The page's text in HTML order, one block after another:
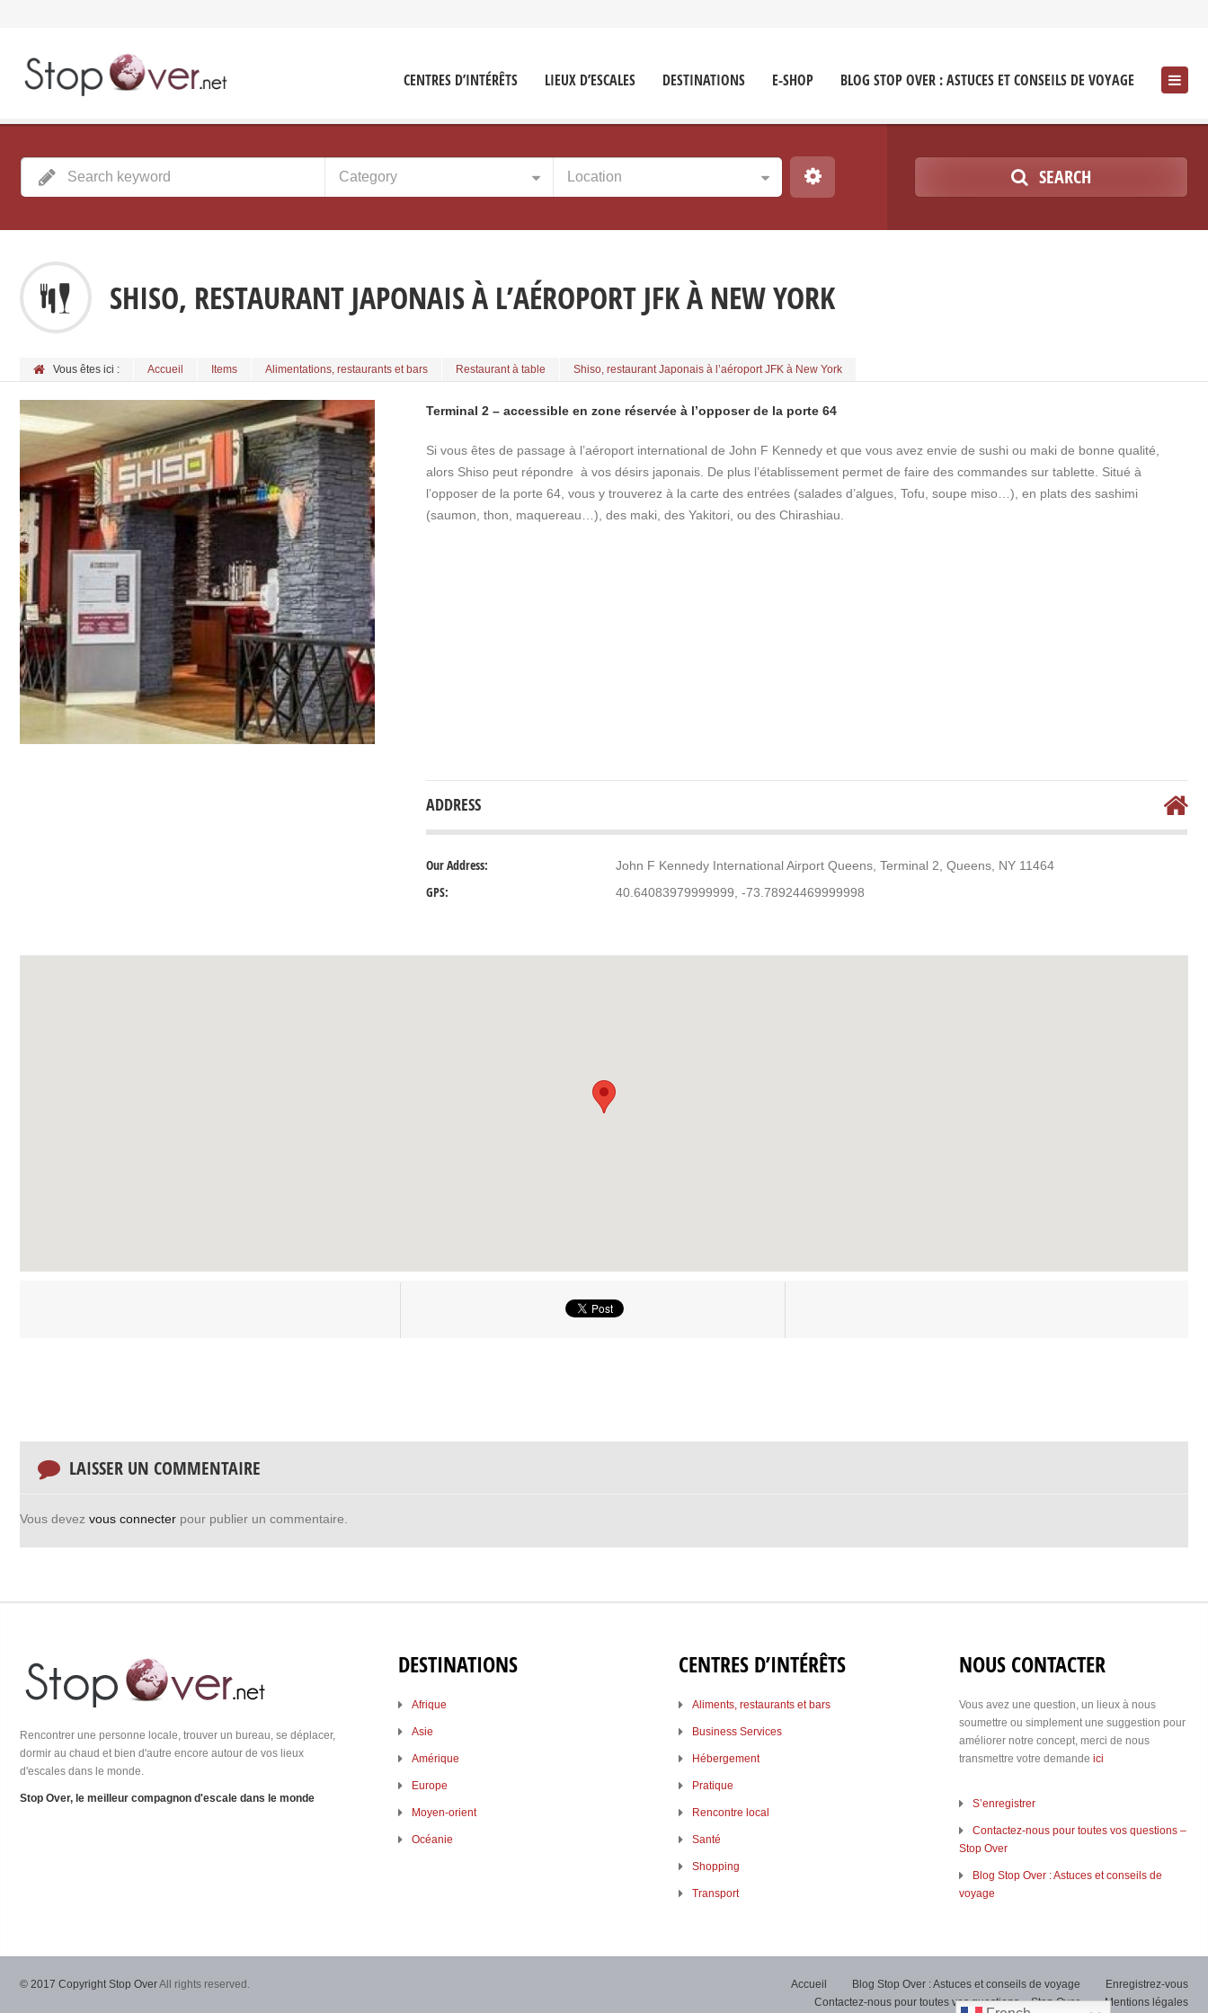
CENTRES D’INTÉRÊTS LIEUX D’ESCALES DESTINATIONS E-SHOP BLOG STOP OVER : ASTUCES ET CONSEILS DE VOYAGE
Category Location SEARCH
SHISO, RESTAURANT JAPONAIS À L’AÉROPORT JFK À NEW YORK
Vous êtes ici : Accueil Items Alimentations, restaurants et bars Restaurant à table Shiso, restaurant Japonais à l’aéroport JFK à New York
Terminal 2 – accessible en zone réservée à l’opposer de la porte 64
Si vous êtes de passage à l’aéroport international de John F Kennedy et que vous avez envie de sushi ou maki de bonne qualité,
alors Shiso peut répondre à vos désirs japonais. De plus l’établissement permet de faire des commandes sur tablette. Situé à
l’opposer de la porte 64, vous y trouverez à la carte des entrées (salades d’algues, Tofu, soupe miso…), en plats des sashimi
(saumon, thon, maquereau…), des maki, des Yakitori, ou des Chirashiau.
ADDRESS
Our Address: John F Kennedy International Airport Queens, Terminal 2, Queens, NY 11464
GPS: 40.64083979999999, -73.78924469999998
LAISSER UN COMMENTAIRE
Vous devez vous connecter pour publier un commentaire.
Rencontrer une personne locale, trouver un bureau, se déplacer,
dormir au chaud et bien d'autre encore autour de vos lieux
d'escales dans le monde.
Stop Over, le meilleur compagnon d'escale dans le monde
DESTINATIONS
Afrique
Asie
Amérique
Europe
Moyen-orient
Océanie
CENTRES D’INTÉRÊTS
Aliments, restaurants et bars
Business Services
Hébergement
Pratique
Rencontre local
Santé
Shopping
Transport
NOUS CONTACTER
Vous avez une question, un lieux à nous
soumettre ou simplement une suggestion pour
améliorer notre concept, merci de nous
transmettre votre demande ici
S’enregistrer
Contactez-nous pour toutes vos questions –
Stop Over
Blog Stop Over : Astuces et conseils de
voyage
Accueil Blog Stop Over : Astuces et conseils de voyage
Enregistrez-vous
Contactez-nous pour toutes vos questions – Stop Over
Mentions légales
© 2017 Copyright Stop OverAll rights reserved.